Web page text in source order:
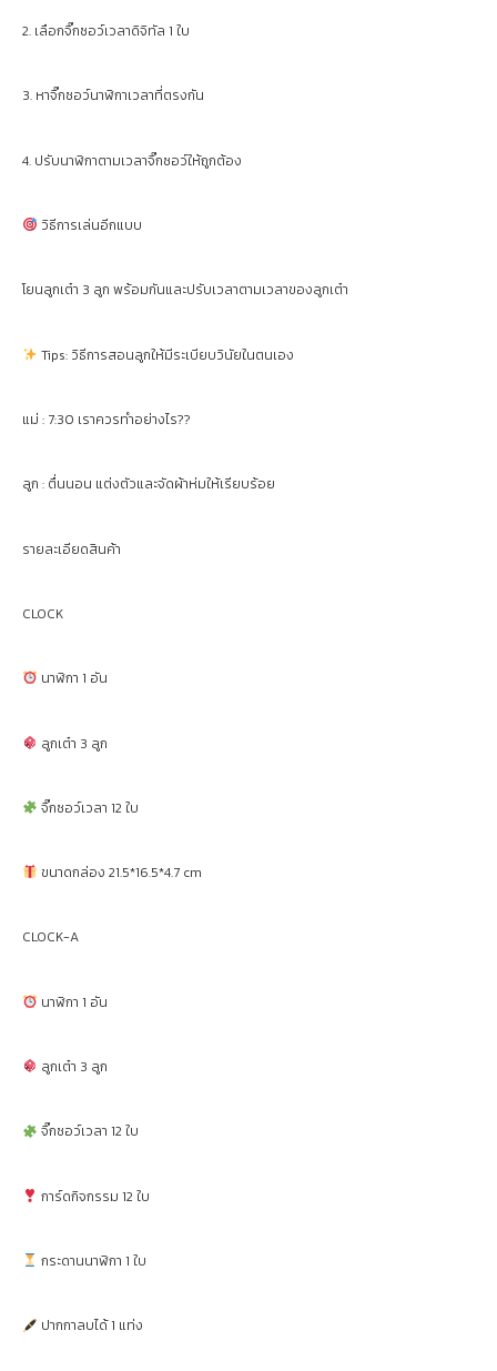
2. เลือกจิ๊กซอว์เวลาดิจิทัล 1 ใบ
3. หาจิ๊กซอว์นาฬิกาเวลาที่ตรงกัน
4. ปรับนาฬิกาตามเวลาจิ๊กซอว์ให้ถูกต้อง
วิธีการเล่นอีกแบบ
โยนลูกเต๋า 3 ลูก พร้อมกันและปรับเวลาตามเวลาของลูกเต๋า
Tips: วิธีการสอนลูกให้มีระเบียบวินัยในตนเอง
แม่ : 7:30 เราควรทำอย่างไร??
ลูก : ตื่นนอน แต่งตัวและจัดผ้าห่มให้เรียบร้อย
รายละเอียดสินค้า
CLOCK
นาฬิกา 1 อัน
ลูกเต๋า 3 ลูก
จิ๊กซอว์เวลา 12 ใบ
ขนาดกล่อง 21.5*16.5*4.7 cm
CLOCK-A
นาฬิกา 1 อัน
ลูกเต๋า 3 ลูก
จิ๊กซอว์เวลา 12 ใบ
การ์ดกิจกรรม 12 ใบ
กระดานนาฬิกา 1 ใบ
ปากกาลบได้ 1 แท่ง